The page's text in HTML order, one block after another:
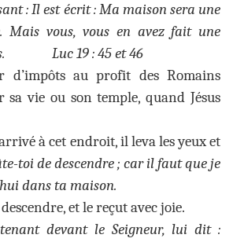
: Il est écrit : Ma maison sera une
Mais vous, vous en avez fait une
Luc 19 : 45 et 46
d’impôts au profit des Romains
vie ou son temple, quand Jésus
à cet endroit, il leva les yeux et
toi de descendre ; car il faut que je
dans ta maison.
et le reçut avec joie.
devant le Seigneur, lui dit :